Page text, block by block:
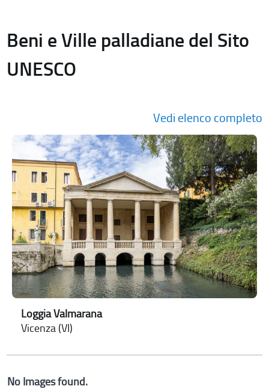
Beni e Ville palladiane del Sito
UNESCO
Vedi elenco completo
Loggia Valmarana
Vicenza (VI)
No Images found.